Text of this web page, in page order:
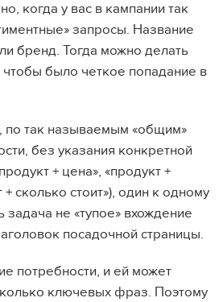
когда у вас в кампании так
запросы. Название
бренд. Тогда можно делать
чтобы было четкое попадание в
по так называемым «общим»
без указания конкретной
+ цена», «продукт +
+ сколько стоит»), один к одному
не «тупое» вхождение
посадочной страницы.
потребности, и ей может
ключевых фраз. Поэтому